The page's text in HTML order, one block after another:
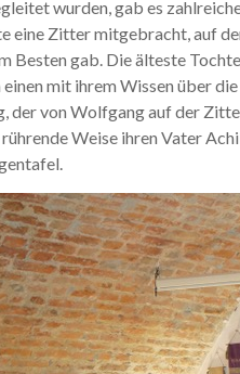
wurden, gab es
eine Zitter mitgebracht, auf
Besten gab. Die älteste
mit ihrem Wissen über
der von Wolfgang auf der
Weise ihren Vater